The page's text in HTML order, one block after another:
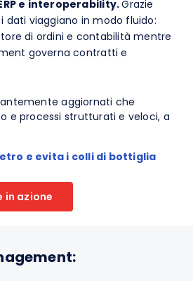
e interoperability.Grazie
dati viaggiano in modo fluido:
di ordini e contabilità mentre
governa contratti e
aggiornati che
e processi strutturati e veloci, a
e evita i colli di bottiglia
in azione